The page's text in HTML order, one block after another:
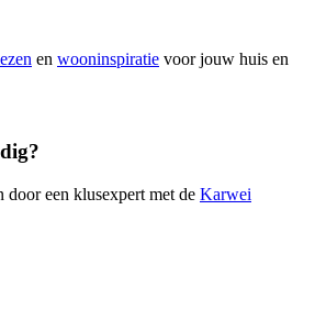
en wooninspiratie voor jouw huis en
een klusexpert met de Karwei